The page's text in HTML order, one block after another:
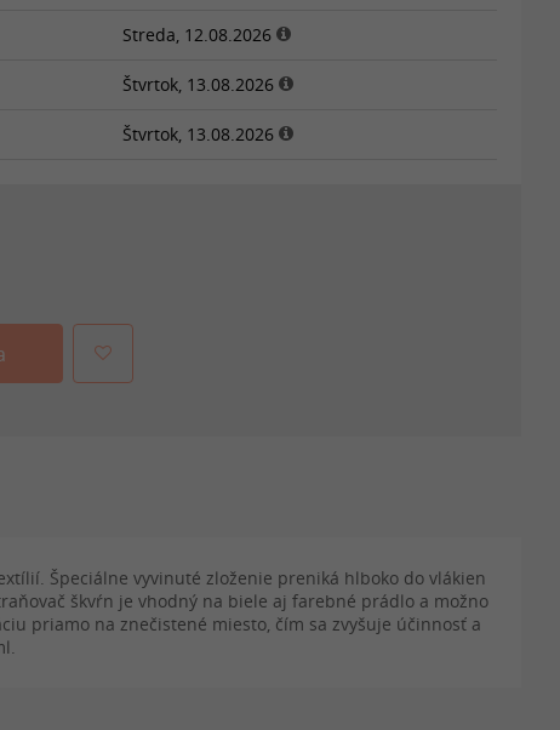
Streda, 12.08.2026
Štvrtok, 13.08.2026
Štvrtok, 13.08.2026
Špeciálne vyvinuté zloženie preniká hlboko do vlákien
škvŕn je vhodný na biele aj farebné prádlo a možno
priamo na znečistené miesto, čím sa zvyšuje účinnosť a